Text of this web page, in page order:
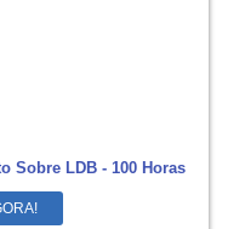
Sobre LDB - 100 Horas